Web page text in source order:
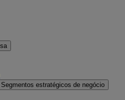
Segmentos estratégicos de negócio